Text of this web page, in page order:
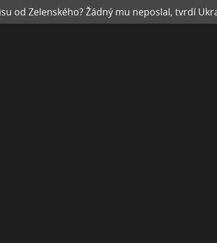
od Zelenského? Žádný mu neposlal, tvrdí